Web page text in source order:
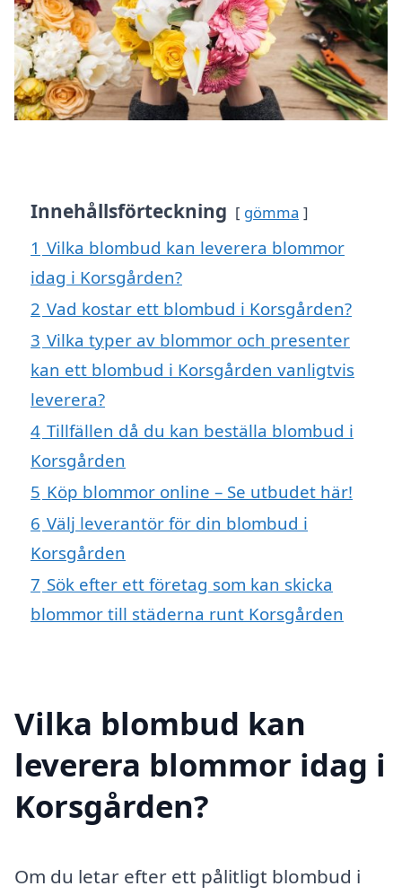
Innehållsförteckning gömma
1 Vilka blombud kan leverera blommor
idag i Korsgården?
2 Vad kostar ett blombud i Korsgården?
3 Vilka typer av blommor och presenter
kan ett blombud i Korsgården vanligtvis
leverera?
4 Tillfällen då du kan beställa blombud i
Korsgården
5 Köp blommor online – Se utbudet här!
6 Välj leverantör för din blombud i
Korsgården
7 Sök efter ett företag som kan skicka
blommor till städerna runt Korsgården
Vilka blombud kan
leverera blommor idag i
Korsgården?
Om du letar efter ett pålitligt blombud i